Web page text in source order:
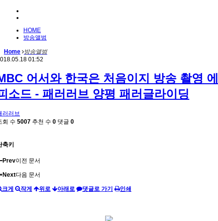
HOME
방송앨범
Home
방송앨범
01:52
어서와 한국은 처음이지 방송 촬영 에
소드 - 패러러브 양평 패러글라이딩
러러브
회 수 5007 추천 수 0 댓글 0
축키
Prev이전 문서
Next다음 문서
크게 작게 위로 아래로 댓글로 가기 인쇄